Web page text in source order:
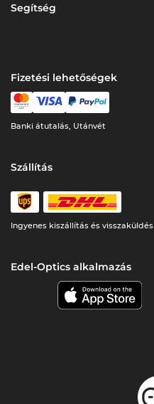
Segítség
Fizetési lehetőségek
Banki átutalás, Utánvét
Szállítás
Ingyenes kiszállítás és visszaküldés
Edel-Optics alkalmazás